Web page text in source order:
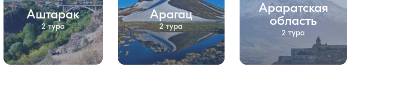
Аштарак
2 тура
Арагац
2 тура
Араратская
область
2 тура